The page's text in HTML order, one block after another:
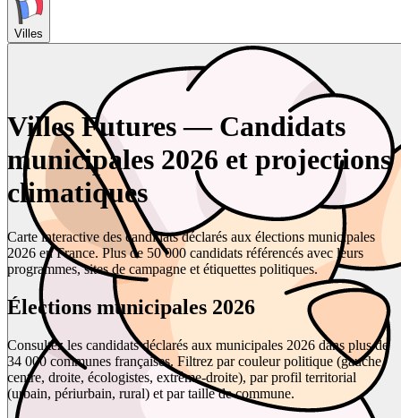
Villes
Villes Futures — Candidats
municipales 2026 et projections
climatiques
Carte interactive des candidats déclarés aux élections municipales
2026 en France. Plus de 50 000 candidats référencés avec leurs
programmes, sites de campagne et étiquettes politiques.
Élections municipales 2026
Consultez les candidats déclarés aux municipales 2026 dans plus de
34 000 communes françaises. Filtrez par couleur politique (gauche,
centre, droite, écologistes, extrême-droite), par profil territorial
(urbain, périurbain, rural) et par taille de commune.